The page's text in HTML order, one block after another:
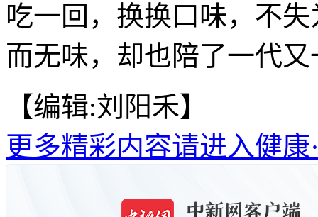
吃一回，换换口味，不
而无味，却也陪了一代
【编辑:刘阳禾】
更多精彩内容请进入健康